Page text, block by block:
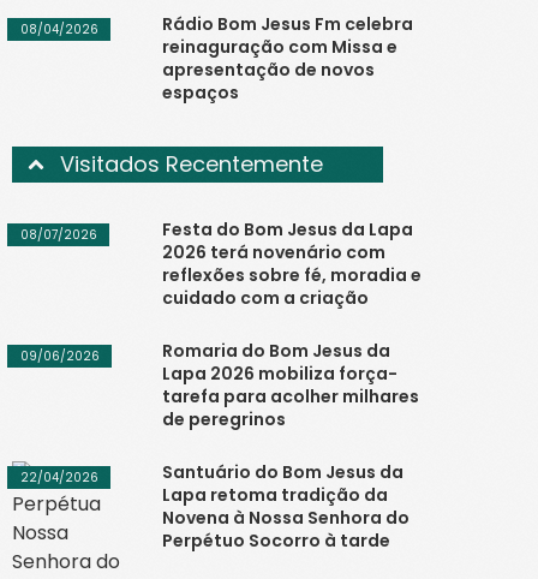
Rádio Bom Jesus Fm celebra
reinaguração com Missa e
apresentação de novos
espaços
08/04/2026
Visitados Recentemente
Festa do Bom Jesus da Lapa
2026 terá novenário com
reflexões sobre fé, moradia e
cuidado com a criação
08/07/2026
Romaria do Bom Jesus da
Lapa 2026 mobiliza força-
tarefa para acolher milhares
de peregrinos
09/06/2026
Santuário do Bom Jesus da
Lapa retoma tradição da
Novena à Nossa Senhora do
Perpétuo Socorro à tarde
22/04/2026